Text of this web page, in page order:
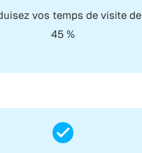
vos temps de visite de
45 %